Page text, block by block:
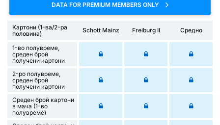
DATA FOR PREMIUM MEMBERS ONLY
Картони (1-ва/2-ра
половина)
Schott Mainz Freiburg II Средно
1-во полувреме,
среден брой
получени картони
2-ро полувреме,
среден брой
получени картони
Среден брой картони
в мача (1-во
полувреме)